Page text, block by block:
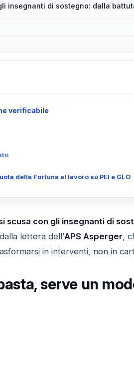
verificabile
della Fortuna al lavoro su PEI e GLO
scusa con gli insegnanti di
lettera dell’APS Asperger,
in interventi, non in
serve un